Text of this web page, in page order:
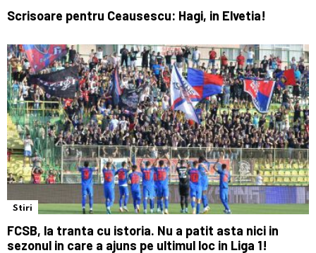
Scrisoare pentru Ceausescu: Hagi, in Elvetia!
Stiri
FCSB, la tranta cu istoria. Nu a patit asta nici in
sezonul in care a ajuns pe ultimul loc in Liga 1!